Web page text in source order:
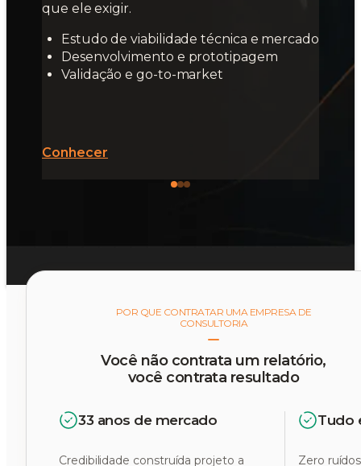
que ele exigir.
Estudo de viabilidade técnica e mercado
Desenvolvimento e prototipagem
Validação e go-to-market
Conhecer
POR QUE CONTRATAR UMA EMPRESA DE
CONSULTORIA
Você não contrata um relatório,
você contrata resultado
33 anos de mercado
Credibilidade construída projeto a
Tudo
Zero